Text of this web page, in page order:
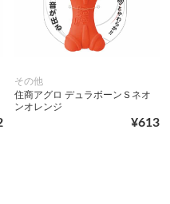
その他
住商アグロ デュラボーンＳネオ
ンオレンジ
¥613